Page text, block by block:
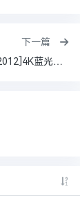
下一篇
猎杀本·拉登[2012]4K蓝光原盘REMUX特效字幕77.2G